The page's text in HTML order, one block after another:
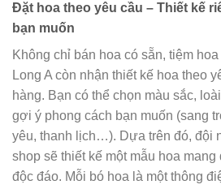
Đặt hoa theo yêu cầu – Thiết kế
bạn muốn
Không chỉ bán hoa có sẵn, tiệm
Long A còn nhận thiết kế hoa theo
hàng. Bạn có thể chọn màu sắc,
gợi ý phong cách bạn muốn (sang
yêu, thanh lịch…). Dựa trên đó, đội
shop sẽ thiết kế một mẫu hoa
độc đáo. Mỗi bó hoa là một thông